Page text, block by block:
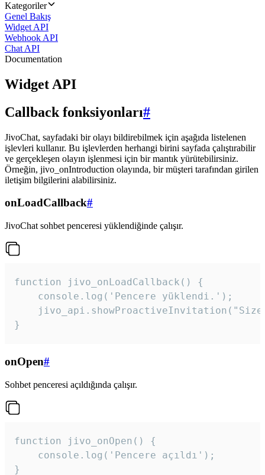
Kategoriler
Genel Bakış
Widget API
Webhook API
Chat API
Documentation
Widget API
Callback fonksiyonları#
JivoChat, sayfadaki bir olayı bildirebilmek için aşağıda listelenen
işlevleri kullanır. Bu işlevlerden herhangi birini sayfada çalıştırabilir
ve gerçekleşen olayın işlenmesi için bir mantık yürütebilirsiniz.
Örneğin, jivo_onIntroduction olayında, bir müşteri tarafından girilen
iletişim bilgilerini alabilirsiniz.
onLoadCallback#
JivoChat sohbet penceresi yüklendiğinde çalışır.
function jivo_onLoadCallback() {
    console.log('Pencere yüklendi.');
}
onOpen#
Sohbet penceresi açıldığında çalışır.
function jivo_onOpen() {
    console.log('Pencere açıldı');
}